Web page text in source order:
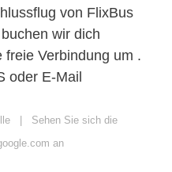
von FlixBus
wir dich
freie Verbindung um .
oder E-Mail
| Sehen Sie sich die
an